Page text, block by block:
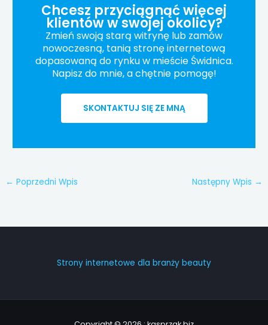
Chcesz przyciągnąć więcej
klientów w swojej okolicy?
Zmień swoją starą witrynę lub zamów
nowoczesną, tanią stronę internetową
dopasowaną do rynku w mieście Świdnica.
Napisz do mnie, a chętnie pomogę!
SKONTAKTUJ SIĘ ZE MNĄ
← Poprzedni Wpis Następny Wpis →
Strony internetowe dla branży beauty